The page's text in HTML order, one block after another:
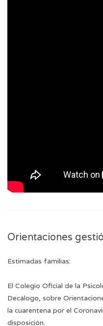
Orientaciones
Estimadas familias:
El Colegio Oficial de la
Decálogo, sobre
la cuarentena por el
disposición.